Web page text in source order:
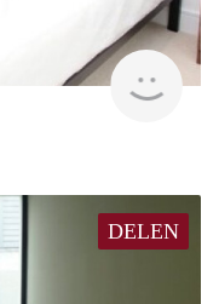
rent
DELEN